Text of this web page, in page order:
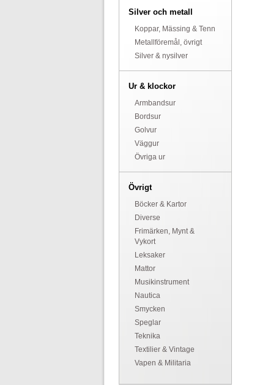
Silver och metall
Koppar, Mässing & Tenn
Metallföremål, övrigt
Silver & nysilver
Ur & klockor
Armbandsur
Bordsur
Golvur
Väggur
Övriga ur
Övrigt
Böcker & Kartor
Diverse
Frimärken, Mynt &
Vykort
Leksaker
Mattor
Musikinstrument
Nautica
Smycken
Speglar
Teknika
Textilier & Vintage
Vapen & Militaria